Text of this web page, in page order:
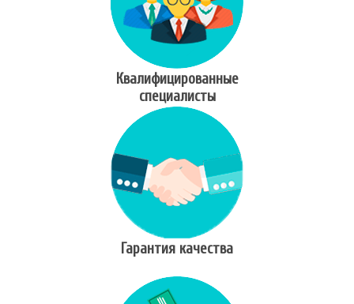
Квалифицированные
специалисты
Гарантия качества